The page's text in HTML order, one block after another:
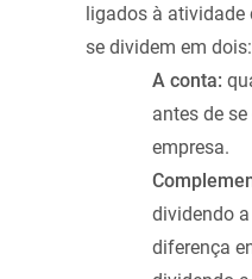
ligados à atividade
se dividem em dois:
A conta:
antes de
empresa.
dividendo
diferença